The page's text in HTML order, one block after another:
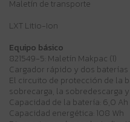
Maletín de transporte
LXT Litio-Ion
Equipo básico
821549-5: Maletín Makpac (1)
Cargador rápido y dos
El circuito de protección de la
sobrecarga, la sobredescarga
Capacidad de la batería: 6,0 Ah
Capacidad energética: 108 Wh